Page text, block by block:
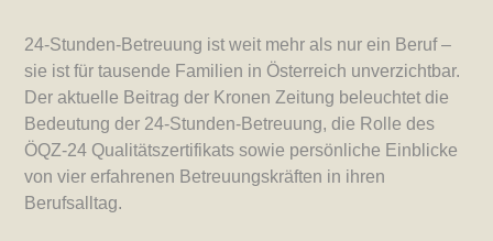
24-Stunden-Betreuung ist weit mehr als nur ein Beruf –
sie ist für tausende Familien in Österreich unverzichtbar.
Der aktuelle Beitrag der Kronen Zeitung beleuchtet die
Bedeutung der 24-Stunden-Betreuung, die Rolle des
ÖQZ-24 Qualitätszertifikats sowie persönliche Einblicke
von vier erfahrenen Betreuungskräften in ihren
Berufsalltag.